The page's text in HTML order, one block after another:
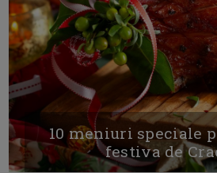
10 meniuri speciale
festiva de